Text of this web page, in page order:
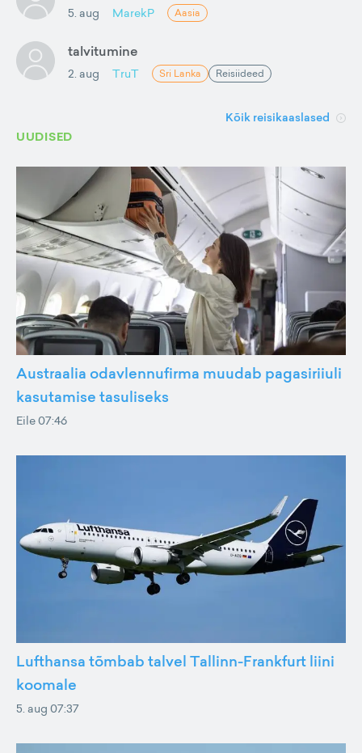
5. aug MarekP Aasia
talvitumine
2. aug TruT Sri Lanka Reisiideed
Kõik reisikaaslased
UUDISED
Austraalia odavlennufirma muudab pagasiriiuli
kasutamise tasuliseks
Eile 07:46
Lufthansa tõmbab talvel Tallinn-Frankfurt liini
koomale
5. aug 07:37